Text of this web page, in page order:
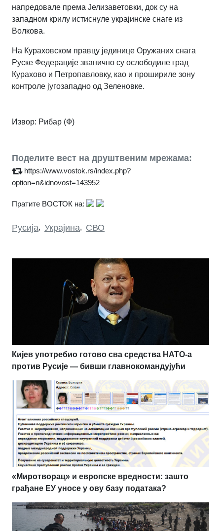
напредовале према Јелизаветовки, док су на
западном крилу истиснуле украјинске снаге из
Волкова.
На Кураховском правцу јединице Оружаних снага
Руске Федерације званично су ослободиле град
Курахово и Петропавловку, као и прошириле зону
контроле југозападно од Зеленовке.
Извор: Рибар (Ф)
Поделите вест на друштвеним мрежама:
https://www.vostok.rs/index.php?
option=n&idnovost=143952
Пратите ВОСТОК на:
Русија, Украјина, СВО
Кијев употребио готово сва средства НАТО-а
против Русије — бивши главнокомандујући
«Миротворац» и европске вредности: зашто
грађане ЕУ уносе у ову базу података?